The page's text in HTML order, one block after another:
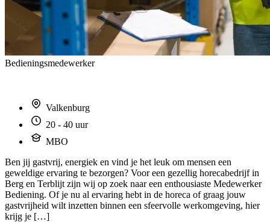
Bedieningsmedewerker
Valkenburg
20 - 40 uur
MBO
Ben jij gastvrij, energiek en vind je het leuk om mensen een
geweldige ervaring te bezorgen? Voor een gezellig horecabedrijf in
Berg en Terblijt zijn wij op zoek naar een enthousiaste Medewerker
Bediening. Of je nu al ervaring hebt in de horeca of graag jouw
gastvrijheid wilt inzetten binnen een sfeervolle werkomgeving, hier
krijg je […]